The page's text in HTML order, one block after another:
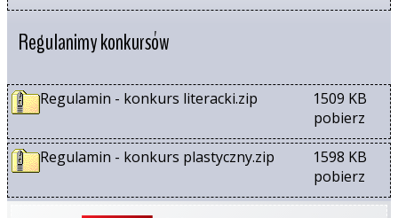
Regulanimy konkursów
Regulamin - konkurs literacki.zip
1509 KB
pobierz
Regulamin - konkurs plastyczny.zip
1598 KB
pobierz